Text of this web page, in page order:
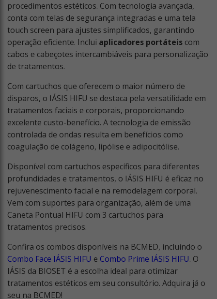
procedimentos estéticos. Com tecnologia avançada,
conta com telas de segurança integradas e uma tela
touch screen para ajustes simplificados, garantindo
operação eficiente. Inclui aplicadores portáteis com
cabos e cabeçotes intercambiáveis para personalização
de tratamentos.
Com cartuchos que oferecem o maior número de
disparos, o IÁSIS HIFU se destaca pela versatilidade em
tratamentos faciais e corporais, proporcionando
excelente custo-benefício. A tecnologia de emissão
controlada de ondas resulta em benefícios como
coagulação de colágeno, lipólise e adipocitólise.
Disponível com cartuchos específicos para diferentes
profundidades e tratamentos, o IÁSIS HIFU é eficaz no
rejuvenescimento facial e na remodelagem corporal.
Vem com suportes para organização, além de uma
Caneta Pontual HIFU com 3 cartuchos para
tratamentos precisos.
Confira os combos disponíveis na BCMED, incluindo o
Combo Face IÁSIS HIFU e Combo Prime IÁSIS HIFU. O
IÁSIS da BIOSET é a escolha ideal para otimizar
tratamentos estéticos em seu consultório. Adquira já o
seu na BCMED!